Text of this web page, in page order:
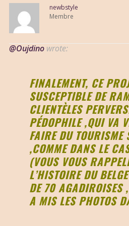
newbstyle
Membre
@Oujdino wrote:
FINALEMENT, CE
SUSCEPTIBLE DE
CLIENTÈLES
PÉDOPHILE ,QUI VA
FAIRE DU TOURISME
,COMME DANS LE
(VOUS VOUS
L’HISTOIRE DU
DE 70 AGADIROISES
A MIS LES PHOTOS